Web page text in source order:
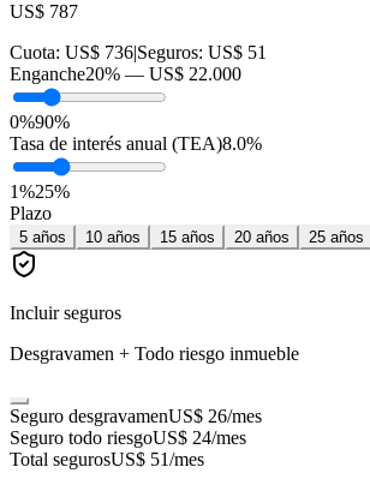
US$ 787
Cuota: US$ 736|Seguros: US$ 51
Enganche20% — US$ 22.000
0%90%
Tasa de interés anual (TEA)8.0%
1%25%
Plazo
5 años 10 años 15 años 20 años 25 años
Incluir seguros
Desgravamen + Todo riesgo inmueble
Seguro desgravamenUS$ 26/mes
Seguro todo riesgoUS$ 24/mes
Total segurosUS$ 51/mes